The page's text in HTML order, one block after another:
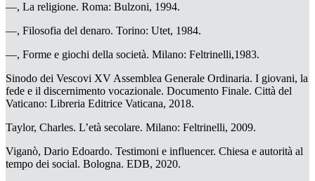
—, La religione. Roma: Bulzoni, 1994.
—, Filosofia del denaro. Torino: Utet, 1984.
—, Forme e giochi della società. Milano: Feltrinelli,1983.
Sinodo dei Vescovi XV Assemblea Generale Ordinaria. I giovani, la
fede e il discernimento vocazionale. Documento Finale. Città del
Vaticano: Libreria Editrice Vaticana, 2018.
Taylor, Charles. L’età secolare. Milano: Feltrinelli, 2009.
Viganò, Dario Edoardo. Testimoni e influencer. Chiesa e autorità al
tempo dei social. Bologna. EDB, 2020.